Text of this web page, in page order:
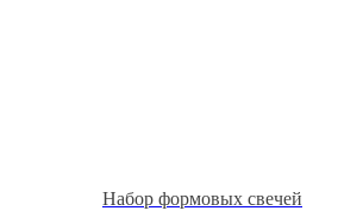
Набор формовых свечей